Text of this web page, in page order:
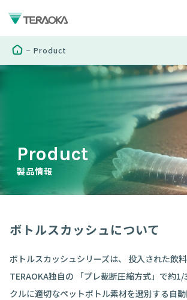
Product
Product
製品情報
ボトルスカッシュについて
ボトルスカッシュシリーズは、
投入された飲
TERAOKA独自の 「プレ裁断圧縮方式」で約1/
クルに適切なペットボトル素材を選別する自動